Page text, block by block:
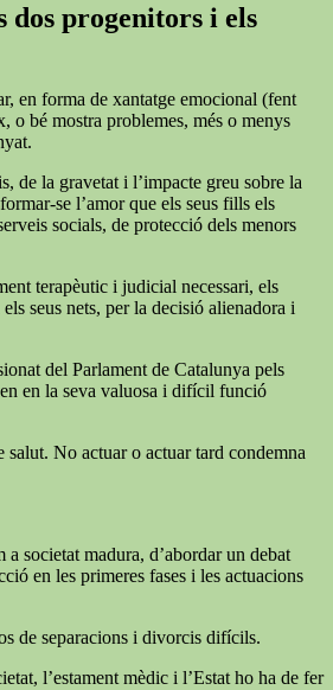
dos progenitors i els
en forma de xantatge emocional (fent
o bé mostra problemes, més o menys
de la gravetat i l’impacte greu sobre la
se l’amor que els seus fills els
socials, de protecció dels menors
terapèutic i judicial necessari, els
seus nets, per la decisió alienadora i
del Parlament de Catalunya pels
en la seva valuosa i difícil funció
salut. No actuar o actuar tard condemna
societat madura, d’abordar un debat
en les primeres fases i les actuacions
de separacions i divorcis difícils.
l’estament mèdic i l’Estat ho ha de fer